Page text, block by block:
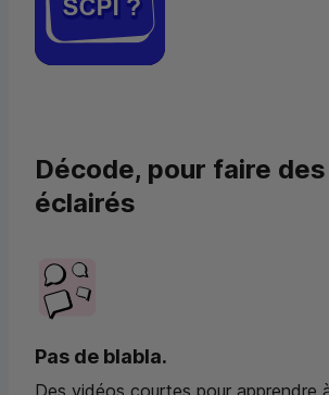
Décode, pour faire
éclairés
Pas de blabla.
Des vidéos courtes pour apprendre